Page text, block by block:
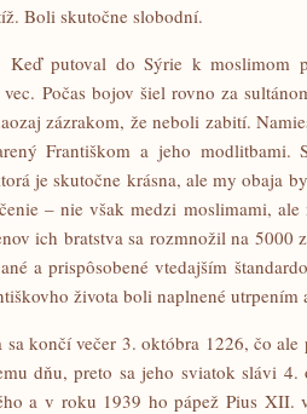
Boli skutočne slobodní.
Keď putoval do Sýrie k moslimom
Počas bojov šiel rovno za
zázrakom, že neboli zabití.
Františkom a jeho modlitbami.
je skutočne krásna, ale my obaja
– nie však medzi moslimami,
ich bratstva sa rozmnožil na 5000
a prispôsobené vtedajším
života boli naplnené utrpením
sa končí večer 3. októbra 1226, čo
dňu, preto sa jeho sviatok slávi
a v roku 1939 ho pápež Pius XII.